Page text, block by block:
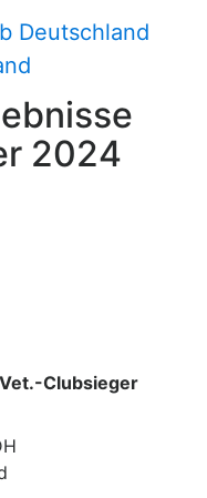
2024
Clubsieger